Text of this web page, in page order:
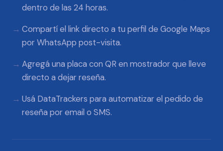
dentro de las 24 horas.
Compartí el link directo a tu perfil de Google Maps
por WhatsApp post-visita.
Agregá una placa con QR en mostrador que lleve
directo a dejar reseña.
Usá DataTrackers para automatizar el pedido de
reseña por email o SMS.